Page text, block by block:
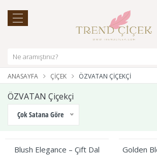
ANASAYFA ÇIÇEK ÖZVATAN ÇIÇEKÇI
ÖZVATAN Çiçekçi
Çok Satana Göre
Blush Elegance – Çift Dal
Golden